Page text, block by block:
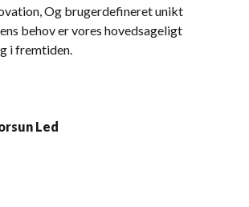
Og brugerdefineret unikt
behov er vores hovedsageligt
i fremtiden.